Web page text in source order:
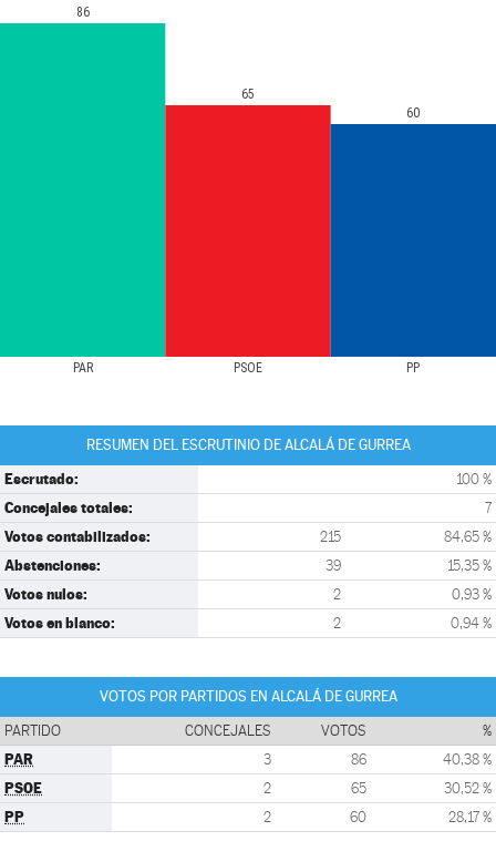
PAR PSOE PP
86
65
60
RESUMEN DEL ESCRUTINIO DE ALCALÁ DE GURREA
Escrutado: 100 %
Concejales totales: 7
Votos contabilizados: 215 84,65 %
Abstenciones: 39 15,35 %
Votos nulos: 2 0,93 %
Votos en blanco: 2 0,94 %
VOTOS POR PARTIDOS EN ALCALÁ DE GURREA
PARTIDO CONCEJALES VOTOS %
PAR 3 86 40,38 %
PSOE 2 65 30,52 %
PP 2 60 28,17 %